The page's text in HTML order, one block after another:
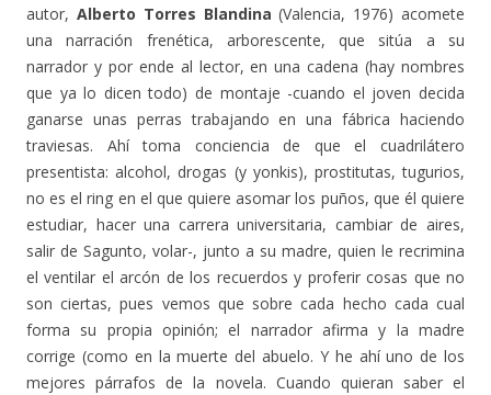
autor, Alberto Torres Blandina (Valencia, 1976) acomete
una narración frenética, arborescente, que sitúa a su
narrador y por ende al lector, en una cadena (hay nombres
que ya lo dicen todo) de montaje -cuando el joven decida
ganarse unas perras trabajando en una fábrica haciendo
traviesas. Ahí toma conciencia de que el cuadrilátero
presentista: alcohol, drogas (y yonkis), prostitutas, tugurios,
no es el ring en el que quiere asomar los puños, que él quiere
estudiar, hacer una carrera universitaria, cambiar de aires,
salir de Sagunto, volar-, junto a su madre, quien le recrimina
el ventilar el arcón de los recuerdos y proferir cosas que no
son ciertas, pues vemos que sobre cada hecho cada cual
forma su propia opinión; el narrador afirma y la madre
corrige (como en la muerte del abuelo. Y he ahí uno de los
mejores párrafos de la novela. Cuando quieran saber el